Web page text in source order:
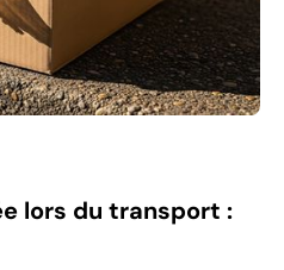
lors du transport :